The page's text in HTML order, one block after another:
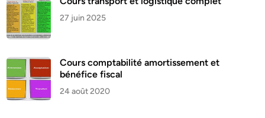
27 juin 2025
Cours comptabilité amortissement et
bénéfice fiscal
24 août 2020